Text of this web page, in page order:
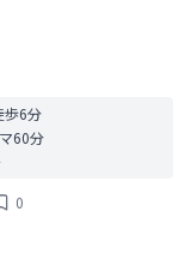
歩6分
60分
0